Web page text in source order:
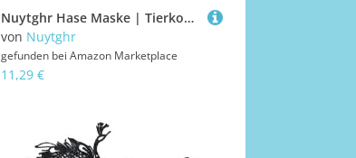
Nuytghr Hase Maske | Tierkopfmaske | Kostümzubehör für Feste Karneval Bühnenmaskerade Cosplay Partys Familienfeiern
von Nuytghr
gefunden bei Amazon Marketplace
11,29 €